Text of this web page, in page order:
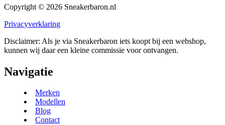
Copyright © 2026 Sneakerbaron.nl
Privacyverklaring
Disclaimer: Als je via Sneakerbaron iets koopt bij een webshop,
kunnen wij daar een kleine commissie voor ontvangen.
Navigatie
Merken
Modellen
Blog
Contact